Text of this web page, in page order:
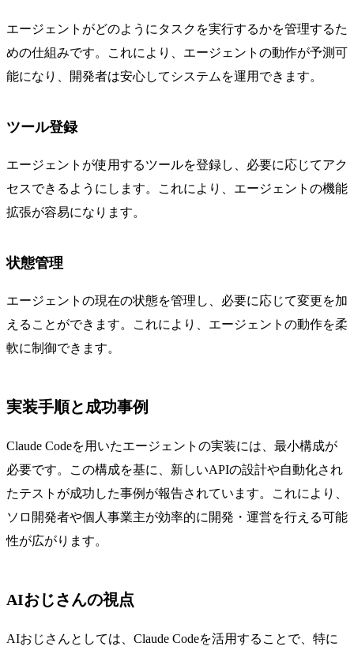
エージェントがどのようにタスクを実行するかを管理するた
めの仕組みです。これにより、エージェントの動作が予測可
能になり、開発者は安心してシステムを運用できます。
ツール登録
エージェントが使用するツールを登録し、必要に応じてアク
セスできるようにします。これにより、エージェントの機能
拡張が容易になります。
状態管理
エージェントの現在の状態を管理し、必要に応じて変更を加
えることができます。これにより、エージェントの動作を柔
軟に制御できます。
実装手順と成功事例
Claude Codeを用いたエージェントの実装には、最小構成が
必要です。この構成を基に、新しいAPIの設計や自動化され
たテストが成功した事例が報告されています。これにより、
ソロ開発者や個人事業主が効率的に開発・運営を行える可能
性が広がります。
AIおじさんの視点
AIおじさんとしては、Claude Codeを活用することで、特に